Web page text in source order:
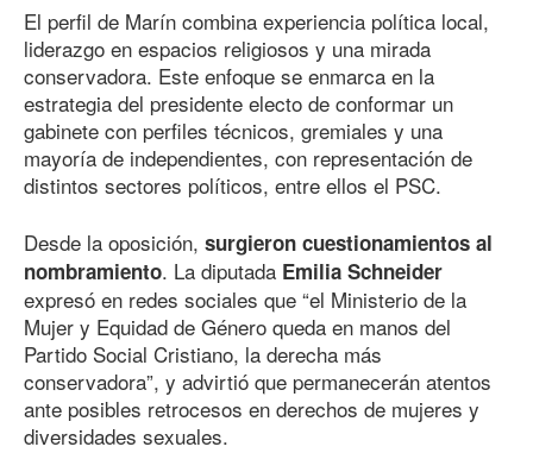
El perfil de Marín combina experiencia política local,
liderazgo en espacios religiosos y una mirada
conservadora. Este enfoque se enmarca en la
estrategia del presidente electo de conformar un
gabinete con perfiles técnicos, gremiales y una
mayoría de independientes, con representación de
distintos sectores políticos, entre ellos el PSC.
Desde la oposición, surgieron cuestionamientos al
nombramiento. La diputada Emilia Schneider
expresó en redes sociales que “el Ministerio de la
Mujer y Equidad de Género queda en manos del
Partido Social Cristiano, la derecha más
conservadora”, y advirtió que permanecerán atentos
ante posibles retrocesos en derechos de mujeres y
diversidades sexuales.